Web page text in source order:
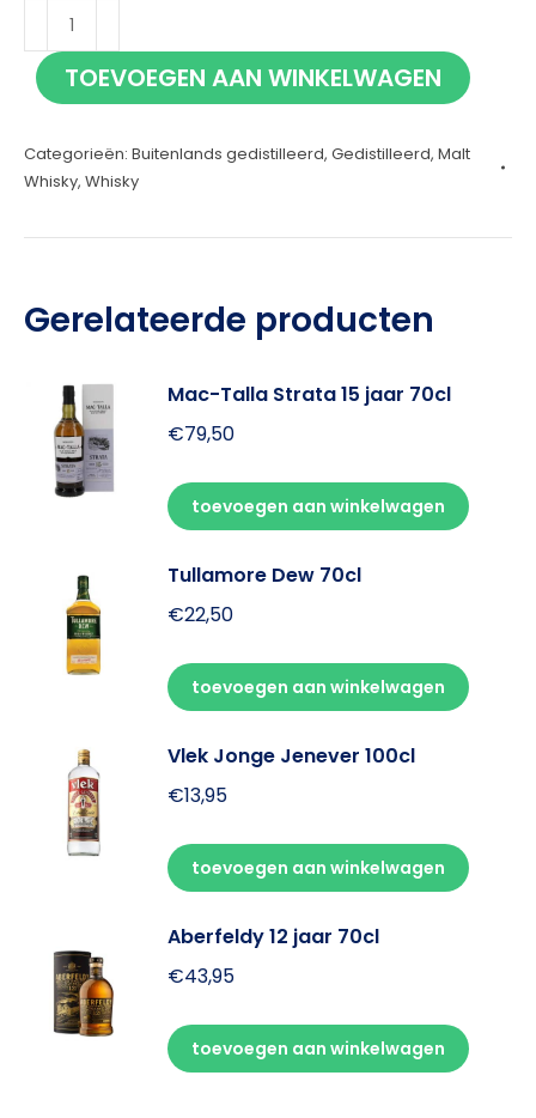
Starward
Fortis
70cl TOEVOEGEN AAN WINKELWAGEN
Categorieën: Buitenlands gedistilleerd, Gedistilleerd, Malt
Whisky, Whisky
Gerelateerde producten
Mac-Talla Strata 15 jaar 70cl
€79,50
toevoegen aan winkelwagen
Tullamore Dew 70cl
€22,50
toevoegen aan winkelwagen
Vlek Jonge Jenever 100cl
€13,95
toevoegen aan winkelwagen
Aberfeldy 12 jaar 70cl
€43,95
toevoegen aan winkelwagen